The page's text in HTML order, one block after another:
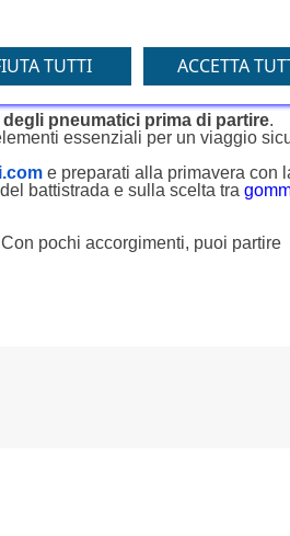
per chi vuole dire addio alle
viaggio.
pneumatici prima di partire.
essenziali per un viaggio
e preparati alla primavera con
battistrada e sulla scelta tra
pochi accorgimenti, puoi partire
TUTTI ACCETTA